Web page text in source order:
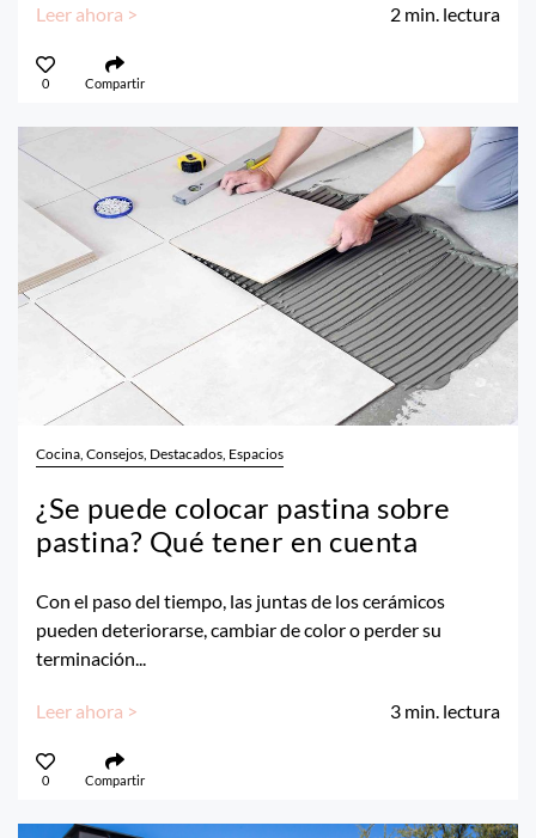
Leer ahora > 2 min. lectura
0 Compartir
Cocina, Consejos, Destacados, Espacios
¿Se puede colocar pastina sobre
pastina? Qué tener en cuenta
Con el paso del tiempo, las juntas de los cerámicos
pueden deteriorarse, cambiar de color o perder su
terminación...
Leer ahora > 3 min. lectura
0 Compartir